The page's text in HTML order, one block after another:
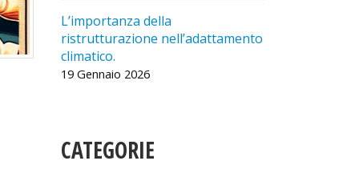
L’importanza della
ristrutturazione nell’adattamento
climatico.
19 Gennaio 2026
CATEGORIE